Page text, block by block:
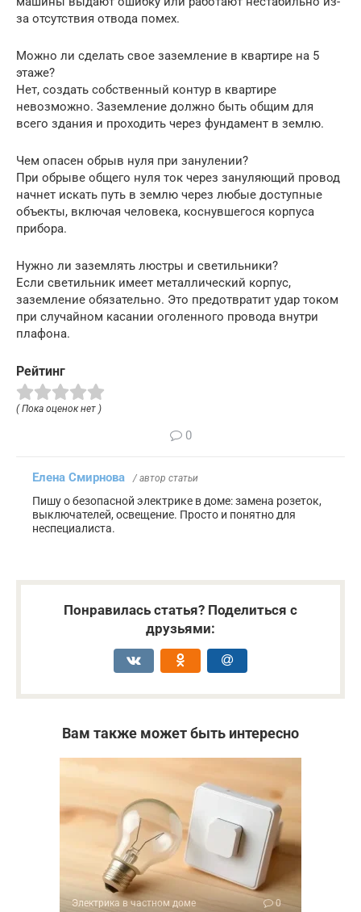
за отсутствия отвода помех.
Можно ли сделать свое заземление в квартире на 5
этаже?
Нет, создать собственный контур в квартире
невозможно. Заземление должно быть общим для
всего здания и проходить через фундамент в землю.
Чем опасен обрыв нуля при занулении?
При обрыве общего нуля ток через зануляющий провод
начнет искать путь в землю через любые доступные
объекты, включая человека, коснувшегося корпуса
прибора.
Нужно ли заземлять люстры и светильники?
Если светильник имеет металлический корпус,
заземление обязательно. Это предотвратит удар током
при случайном касании оголенного провода внутри
плафона.
Рейтинг
( Пока оценок нет )
0
Елена Смирнова / автор статьи
Пишу о безопасной электрике в доме: замена розеток,
выключателей, освещение. Просто и понятно для
неспециалиста.
Понравилась статья? Поделиться с
друзьями:
Вам также может быть интересно
Электрика в частном доме 0